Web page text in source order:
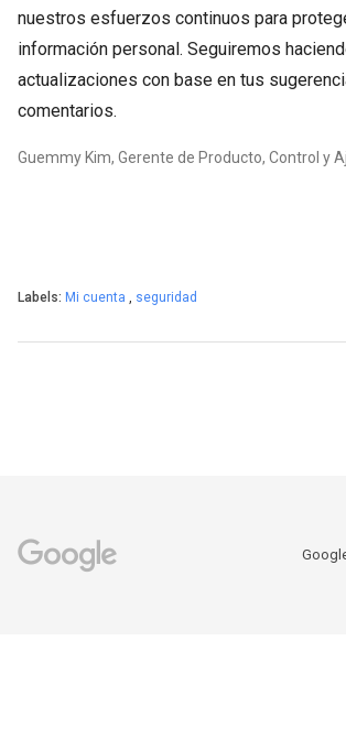
nuestros esfuerzos continuos para
información personal. Seguiremos
actualizaciones con base en tus
comentarios.
Guemmy Kim, Gerente de Producto, Control y
Labels: Mi cuenta , seguridad